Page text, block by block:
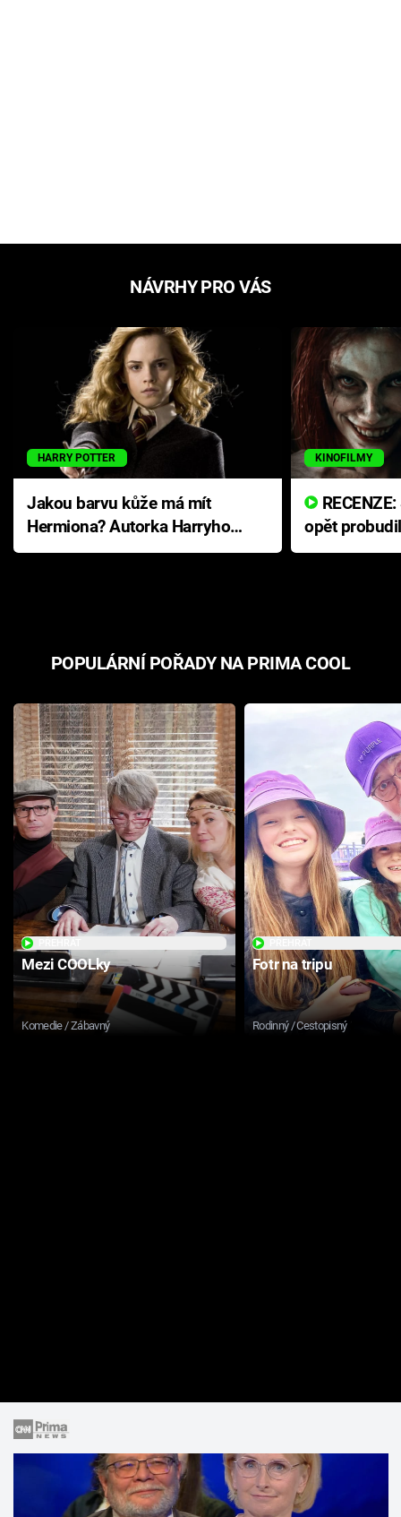
NÁVRHY PRO VÁS
HARRY POTTER
Jakou barvu kůže má mít
Hermiona? Autorka Harryho
Pottera přišla s ráznou
KINOFILMY
opět
přichází s
POPULÁRNÍ POŘADY NA PRIMA COOL
Mezi COOLky
Komedie / Zábavný
Fotr na tripu
Rodinný / Cestopisný